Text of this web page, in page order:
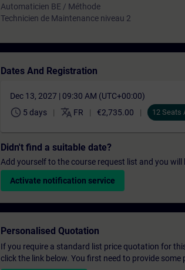
Automaticien BE / Méthode
Technicien de Maintenance niveau 2
Dates And Registration
Dec 13, 2027 | 09:30 AM (UTC+00:00)
schedule 5 days translate FR €2,735.00 12 Seats
Didn't find a suitable date?
Add yourself to the course request list and you
Activate notification service
Personalised Quotation
If you require a standard list price quotation for
click the link below. You first need to provide